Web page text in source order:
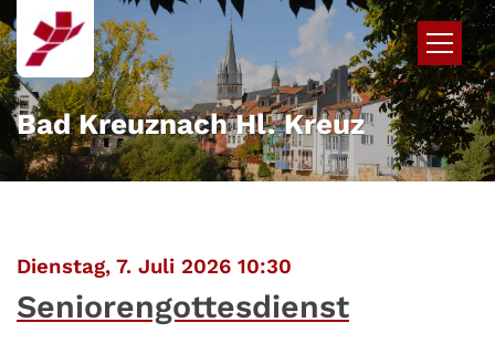
Zum Inhalt springen
Bad Kreuznach Hl. Kreuz
Dienstag, 7. Juli 2026 10:30
Seniorengottesdienst